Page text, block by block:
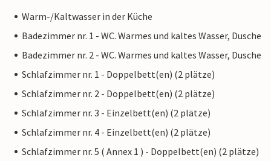
Warm-/Kaltwasser in der Küche
Badezimmer nr. 1 - WC. Warmes und kaltes Wasser, Dusche
Badezimmer nr. 2 - WC. Warmes und kaltes Wasser, Dusche
Schlafzimmer nr. 1 - Doppelbett(en) (2 plätze)
Schlafzimmer nr. 2 - Doppelbett(en) (2 plätze)
Schlafzimmer nr. 3 - Einzelbett(en) (2 plätze)
Schlafzimmer nr. 4 - Einzelbett(en) (2 plätze)
Schlafzimmer nr. 5 ( Annex 1 ) - Doppelbett(en) (2 plätze)